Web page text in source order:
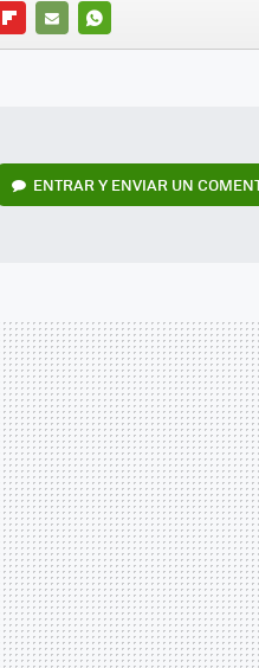
E-
WHATSAPP
ENTRAR Y ENVIAR UN